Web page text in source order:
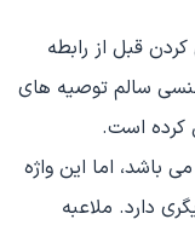
قبل از رابطه
سالم توصیه های
کرده است.
باشد، اما این واژه
دارد. ملاعبه